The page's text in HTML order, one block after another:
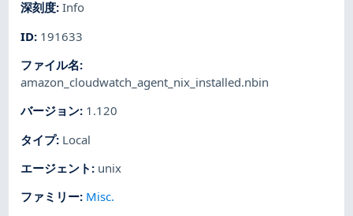
深刻度:Info
ID: 191633
ファイル名:
amazon_cloudwatch_agent_nix_installed.nbin
バージョン: 1.120
タイプ: Local
エージェント : unix
ファミリー: Misc.